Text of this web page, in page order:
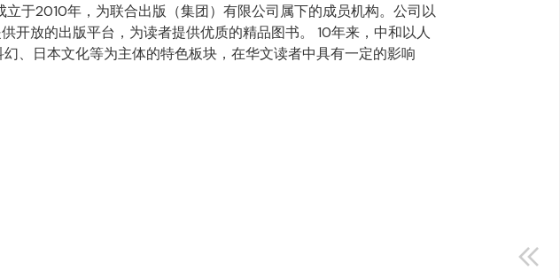
于2010年，为联合出版（集团）有限公司属下的成员机构。公司以
开放的出版平台，为读者提供优质的精品图书。 10年来，中和以人
、日本文化等为主体的特色板块，在华文读者中具有一定的影响